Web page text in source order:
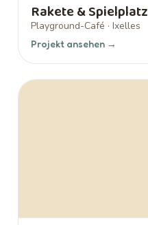
Rakete & Spielplatz
Playground-Café · Ixelles
Projekt ansehen →